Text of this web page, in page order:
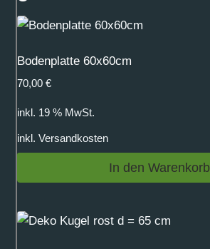
Bodenplatte 60x60cm
70,00 €
inkl. 19 % MwSt.
inkl. Versandkosten
In den Warenkorb